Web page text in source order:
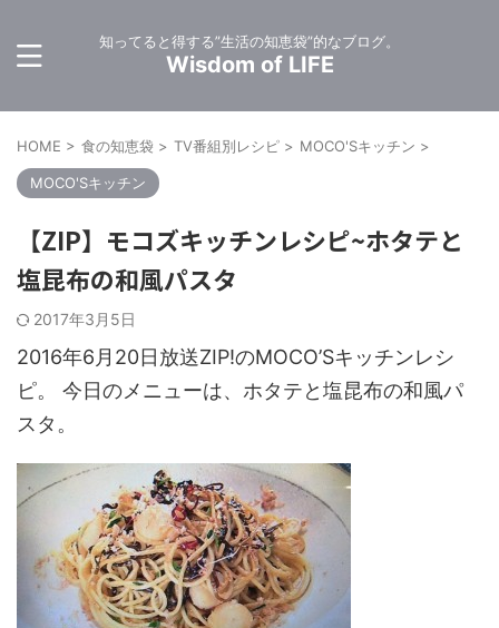
知ってると得する”生活の知恵袋”的なブログ。
Wisdom of LIFE
HOME > 食の知恵袋 > TV番組別レシピ > MOCO'Sキッチン >
MOCO'Sキッチン
【ZIP】モコズキッチンレシピ~ホタテと
塩昆布の和風パスタ
2017年3月5日
2016年6月20日放送ZIP!のMOCO’Sキッチンレシ
ピ。 今日のメニューは、ホタテと塩昆布の和風パ
スタ。